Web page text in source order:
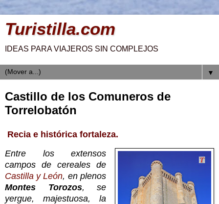
Turistilla.com
IDEAS PARA VIAJEROS SIN COMPLEJOS
▼
Castillo de los Comuneros de
Torrelobatón
Recia e histórica fortaleza.
Entre los extensos
campos de cereales de
Castilla y León, en plenos
Montes Torozos, se
yergue, majestuosa, la